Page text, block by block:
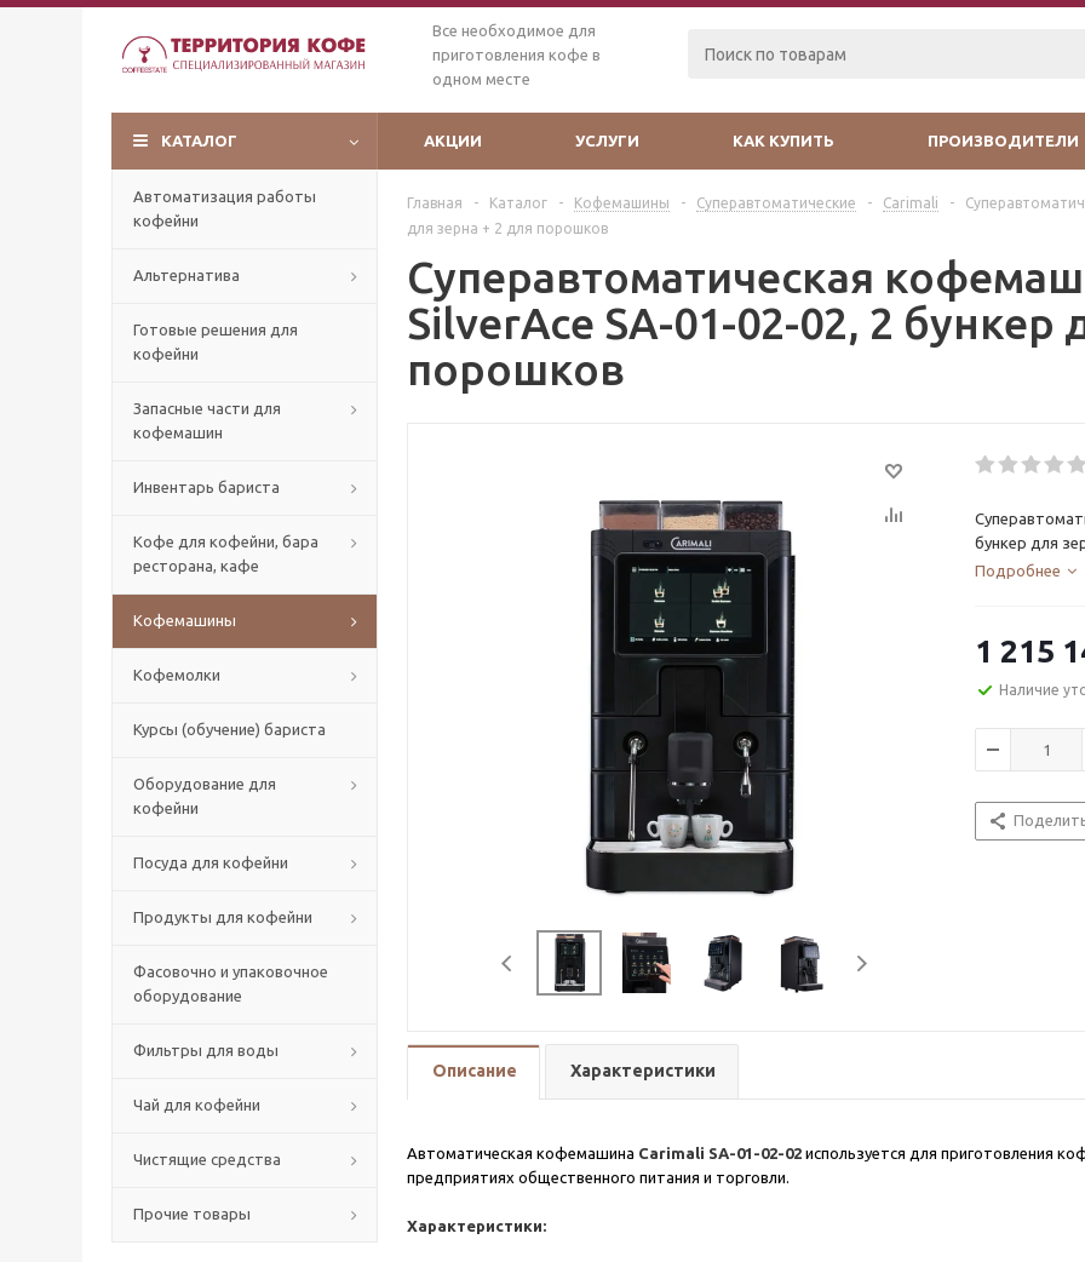
Все необходимое для
приготовления кофе в
одном месте
КАТАЛОГ АКЦИИ УСЛУГИ КАК КУПИТЬ ПРОИЗВОДИТЕЛИ
Автоматизация работы
кофейни
Альтернатива
Готовые решения для
кофейни
Запасные части для
кофемашин
Инвентарь бариста
Кофе для кофейни, бара
ресторана, кафе
Кофемашины
Кофемолки
Курсы (обучение) бариста
Оборудование для
кофейни
Посуда для кофейни
Продукты для кофейни
Фасовочно и упаковочное
оборудование
Фильтры для воды
Чай для кофейни
Чистящие средства
Прочие товары
Главная - Каталог - Кофемашины - Суперавтоматические - Carimali -
для зерна + 2 для порошков
Суперавтоматическая
SilverAce SA-01-02-02, 2 бункер
порошков
бункер для
Подробнее
1 215
Наличие
Описание Характеристики
Автоматическая кофемашина Carimali SA-01-02-02 используется для приготовления
предприятиях общественного питания и торговли.
Характеристики: